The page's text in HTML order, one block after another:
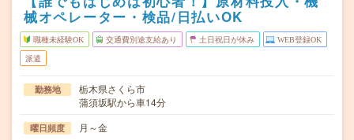
械オペレーター・検品/日払いOK
職種未経験OK 交通費別途支給あり 土日祝日が休み WEB登録OK
派遣
勤務地
栃木県さくら市
蒲須坂駅から車14分
曜日頻度 月～金